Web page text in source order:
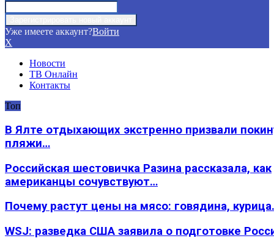
Уже имеете аккаунт?Войти
X
Новости
ТВ Онлайн
Контакты
Топ
В Ялте отдыхающих экстренно призвали
пляжи…
Российская шестовичка Разина рассказала, как
американцы сочувствуют…
Почему растут цены на мясо: говядина,
WSJ: разведка США заявила о подготовке